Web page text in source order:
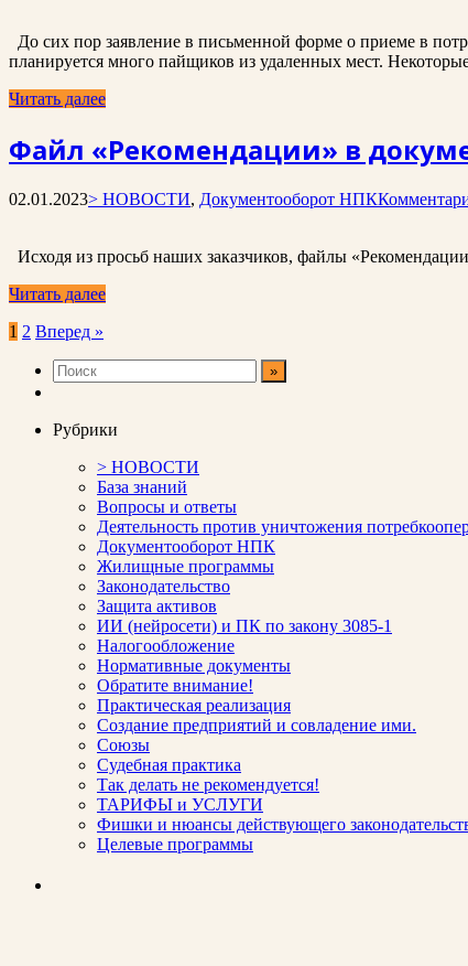
До сих пор заявление в письменной форме о приеме в
планируется много пайщиков из удаленных мест.
Читать далее
Файл «Рекомендации» в
02.01.2023> НОВОСТИ, Документооборот НПК
Исходя из просьб наших заказчиков, файлы
Читать далее
Пагинация
записей
1 2 Вперед »
Рубрики
> НОВОСТИ
База знаний
Вопросы и ответы
Деятельность против уничтожения
Документооборот НПК
Жилищные программы
Законодательство
Защита активов
ИИ (нейросети) и ПК по закону 3085-1
Налогообложение
Нормативные документы
Обратите внимание!
Практическая реализация
Создание предприятий и совладение ими.
Союзы
Судебная практика
Так делать не рекомендуется!
ТАРИФЫ и УСЛУГИ
Фишки и нюансы действующего
Целевые программы